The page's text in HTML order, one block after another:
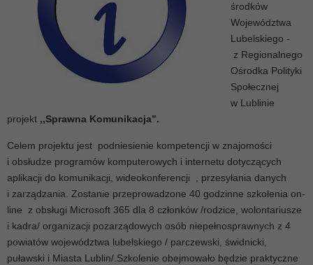
środków
Województwa
Lubelskiego -
z Regionalnego
Ośrodka Polityki
Społecznej
w Lublinie
projekt ,,Sprawna Komunikacja”.
Celem projektu jest podniesienie kompetencji w znajomości
i obsłudze programów komputerowych i internetu dotyczących
aplikacji do komunikacji, wideokonferencji , przesyłania danych
i zarządzania. Zostanie przeprowadzone 40 godzinne szkolenia on-
line z obsługi Microsoft 365 dla 8 członków /rodzice, wolontariusze
i kadra/ organizacji pozarządowych osób niepełnosprawnych z 4
powiatów województwa lubelskiego / parczewski, świdnicki,
puławski i Miasta Lublin/.Szkolenie obejmowało będzie praktyczne